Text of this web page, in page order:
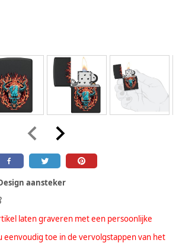
aansteker
laten graveren met een persoonlijke
eenvoudig toe in de vervolgstappen van het